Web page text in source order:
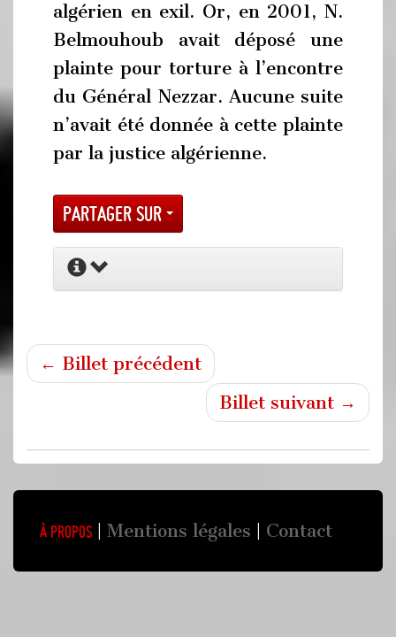
algérien en exil. Or, en 2001, N.
Belmouhoub avait déposé une
plainte pour torture à l’encontre
du Général Nezzar. Aucune suite
n’avait été donnée à cette plainte
par la justice algérienne.
Partager sur
← Billet précédent
Billet suivant →
À propos Mentions légales Contact